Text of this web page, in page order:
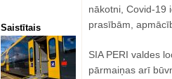
Saistītais
nākotni, Covid-19
prasībām,
SIA PERI valdes
pārmaiņas arī